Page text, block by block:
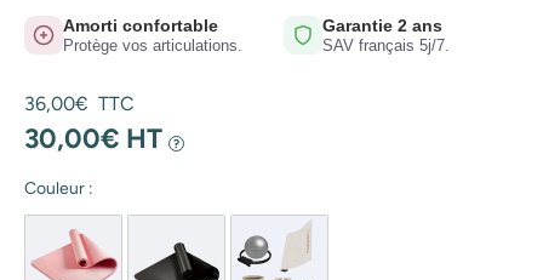
Amorti confortable
Protège vos articulations.
Garantie 2 ans
SAV français 5j/7.
Prix habituel
36,00€ TTC
30,00€ HT ?
Couleur :